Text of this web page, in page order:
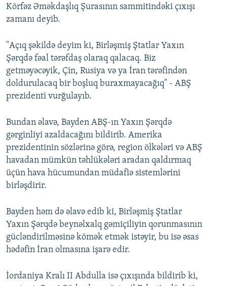
Körfəz Əməkdaşlıq Şurasının sammitindəki çıxışı
zamanı deyib.
"Açıq şəkildə deyim ki, Birləşmiş Ştatlar Yaxın
Şərqdə fəal tərəfdaş olaraq qalacaq. Biz
getməyəcəyik, Çin, Rusiya və ya İran tərəfindən
doldurulacaq bir boşluq buraxmayacağıq" - ABŞ
prezidenti vurğulayıb.
Bundan əlavə, Bayden ABŞ-ın Yaxın Şərqdə
gərginliyi azaldacağını bildirib. Amerika
prezidentinin sözlərinə görə, region ölkələri və ABŞ
havadan mümkün təhlükələri aradan qaldırmaq
üçün hava hücumundan müdafiə sistemlərini
birləşdirir.
Bayden həm də əlavə edib ki, Birləşmiş Ştatlar
Yaxın Şərqdə beynəlxalq gəmiçiliyin qorunmasının
gücləndirilməsinə kömək etmək istəyir, bu isə əsas
hədəfin İran olmasına işarə edir.
İordaniya Kralı II Abdulla isə çıxışında bildirib ki,